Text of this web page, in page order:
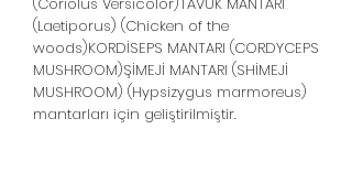
(Laetiporus) (Chicken of the
woods)KORDİSEPS MANTARI (CORDYCEPS
MUSHROOM)ŞİMEJİ MANTARI (SHİMEJİ
MUSHROOM) (Hypsizygus marmoreus)
mantarları için geliştirilmiştir.